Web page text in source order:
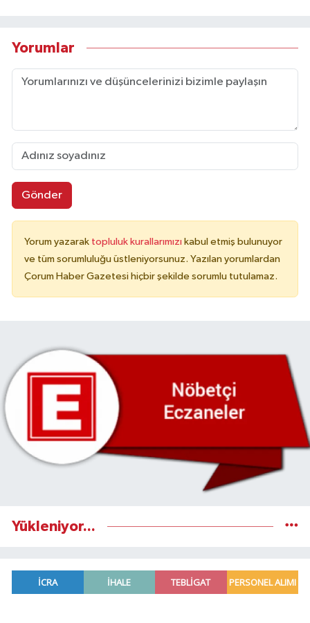
Yorumlar
Gönder
Yorum yazarak topluluk kurallarımızı kabul etmiş bulunuyor
ve tüm sorumluluğu üstleniyorsunuz. Yazılan yorumlardan
Çorum Haber Gazetesi hiçbir şekilde sorumlu tutulamaz.
Yükleniyor...